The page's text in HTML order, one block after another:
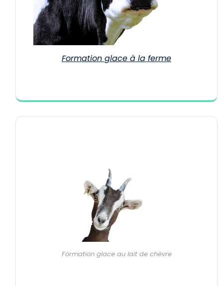
Formation glace à la ferme
Formation glace au lait de chèvre